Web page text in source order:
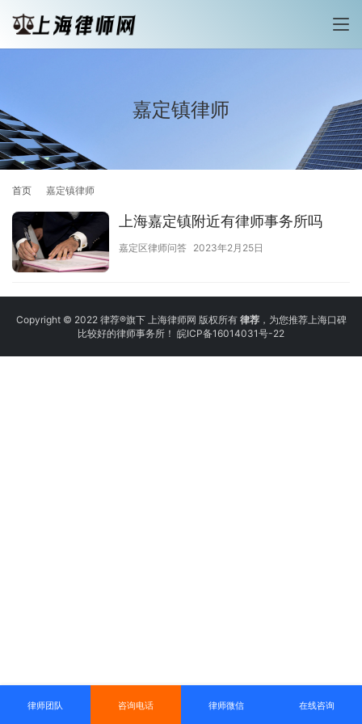
嘉定镇律师
首页 嘉定镇律师
上海嘉定镇附近有律师事务所吗
嘉定区律师问答 2023年2月25日
Copyright © 2022 律荐®旗下 上海律师网 版权所有 律荐，为您推荐上海口碑
比较好的律师事务所！ 皖ICP备16014031号-22
律师团队 咨询电话 律师微信 在线咨询